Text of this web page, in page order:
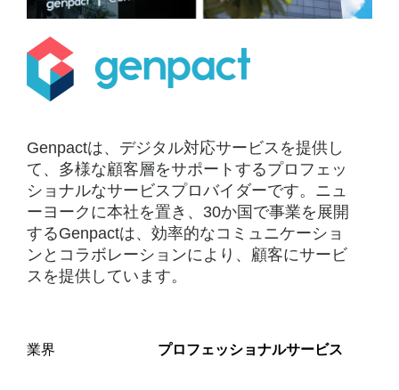
ボ
レ
ー
ョ
ン
を
実
現
Genpactは、デジタル対応サービスを提供し
て、多様な顧客層をサポートするプロフェッ
ショナルなサービスプロバイダーです。ニュ
ーヨークに本社を置き、30か国で事業を展開
するGenpactは、効率的なコミュニケーショ
ンとコラボレーションにより、顧客にサービ
スを提供しています。
業界 プロフェッショナルサービス